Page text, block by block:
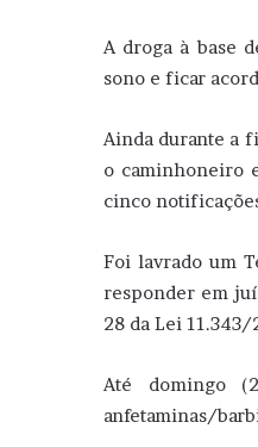
A droga à base
sono e ficar
Ainda durante a
o caminhoneiro
cinco
Foi lavrado um
responder em
28 da Lei 11.343/
Até domingo
anfetaminas/